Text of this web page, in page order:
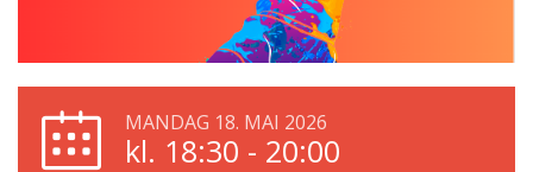
MANDAG 18. MAI 2026
kl. 18:30 - 20:00